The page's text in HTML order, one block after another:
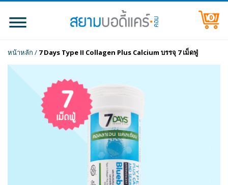
0
หน้าหลัก / 7 Days Type II Collagen Plus Calcium บรรจุ 7 เม็ดฟู่